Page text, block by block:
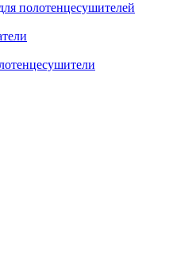
полотенцесушителей